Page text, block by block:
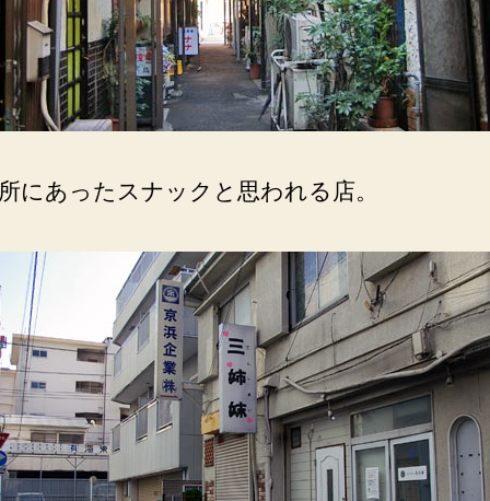
にあったスナックと思われる店。